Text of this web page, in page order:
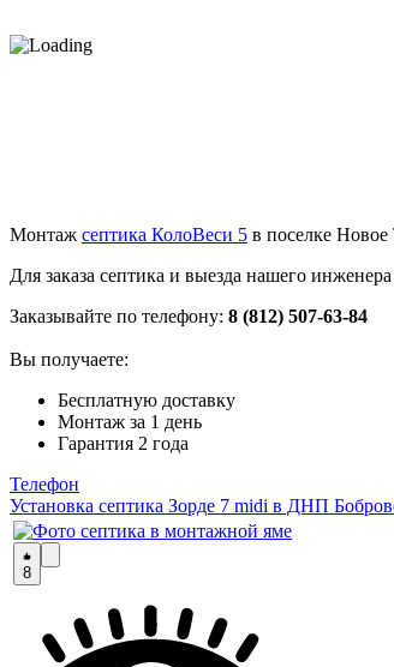
Монтаж септика КолоВеси 5 в поселке Новое
Для заказа септика и выезда нашего
Заказывайте по телефону: 8 (812) 507-63-84
Вы получаете:
Бесплатную доставку
Монтаж за 1 день
Гарантия 2 года
Телефон
Установка септика Зорде 7 midi в ДНП
8